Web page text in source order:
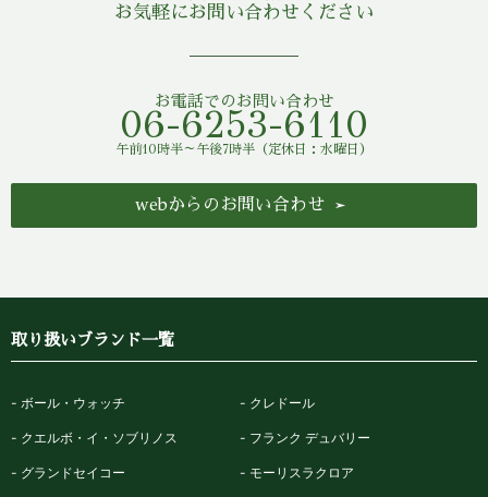
お気軽にお問い合わせください
お電話でのお問い合わせ
06-6253-6110
午前10時半～午後7時半（定休日：水曜日）
webからのお問い合わせ
取り扱いブランド一覧
ボール・ウォッチ クレドール
クエルボ・イ・ソブリノス フランク デュバリー
グランドセイコー モーリスラクロア